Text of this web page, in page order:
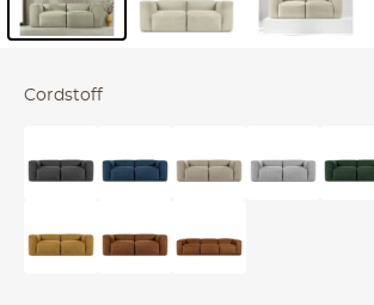
Cordstoff